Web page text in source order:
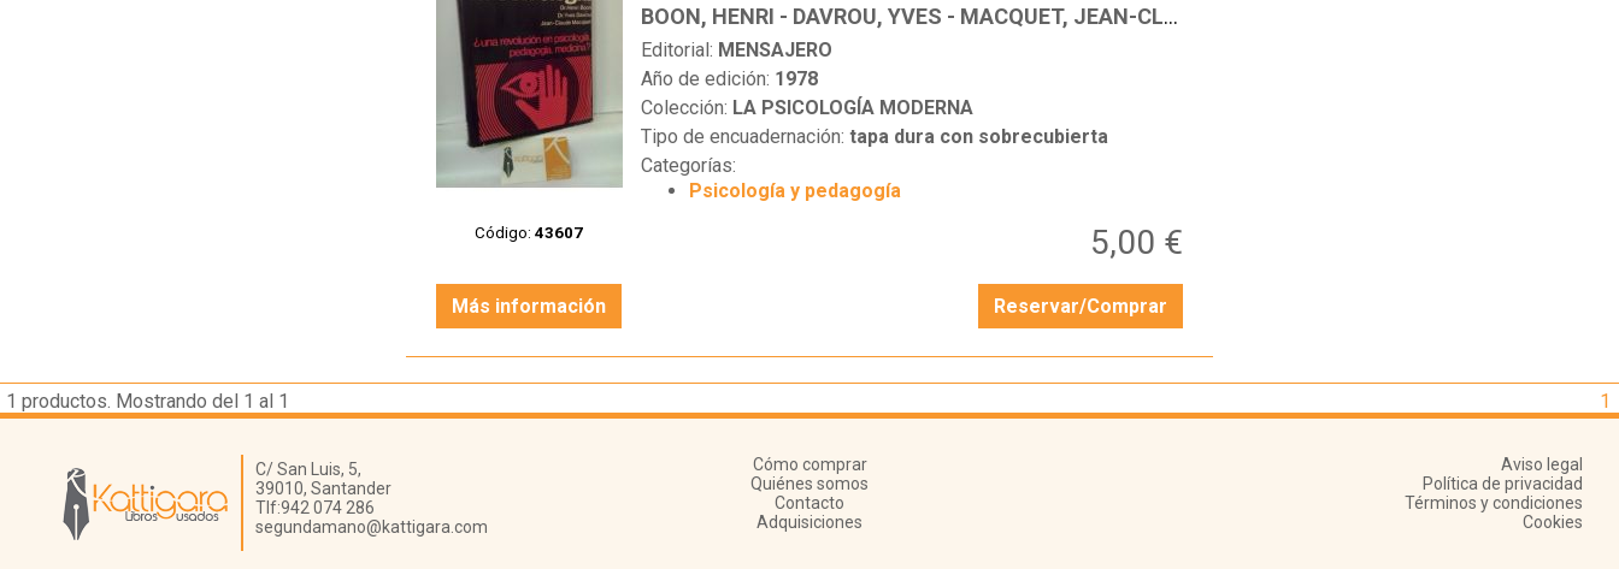
Código:43607
BOON, HENRI - DAVROU, YVES - MACQUET, JEAN-CLAUDE
Editorial: MENSAJERO
Año de edición: 1978
Colección: LA PSICOLOGÍA MODERNA
Tipo de encuadernación: tapa dura con sobrecubierta
Categorías:
Psicología y pedagogía
5,00 €
Más información Reservar/Comprar
1 productos. Mostrando del 1 al 1 1
Librería Kattigara
C/ San Luis, 5,
39010, Santander
Tlf:942 074 286
segundamano@kattigara.com
Cómo comprar
Quiénes somos
Contacto
Adquisiciones
Aviso legal
Política de privacidad
Términos y condiciones
Cookies